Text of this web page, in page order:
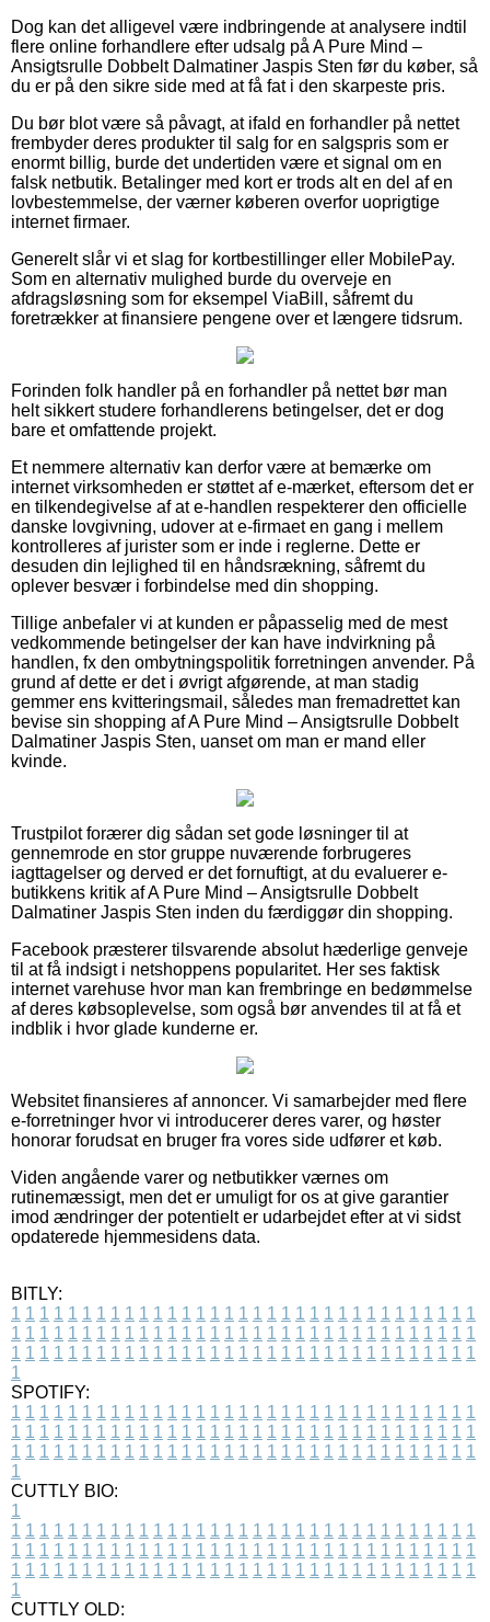
Dog kan det alligevel være indbringende at analysere indtil
flere online forhandlere efter udsalg på A Pure Mind –
Ansigtsrulle Dobbelt Dalmatiner Jaspis Sten før du køber, så
du er på den sikre side med at få fat i den skarpeste pris.
Du bør blot være så påvagt, at ifald en forhandler på nettet
frembyder deres produkter til salg for en salgspris som er
enormt billig, burde det undertiden være et signal om en
falsk netbutik. Betalinger med kort er trods alt en del af en
lovbestemmelse, der værner køberen overfor uoprigtige
internet firmaer.
Generelt slår vi et slag for kortbestillinger eller MobilePay.
Som en alternativ mulighed burde du overveje en
afdragsløsning som for eksempel ViaBill, såfremt du
foretrækker at finansiere pengene over et længere tidsrum.
Forinden folk handler på en forhandler på nettet bør man
helt sikkert studere forhandlerens betingelser, det er dog
bare et omfattende projekt.
Et nemmere alternativ kan derfor være at bemærke om
internet virksomheden er støttet af e-mærket, eftersom det er
en tilkendegivelse af at e-handlen respekterer den officielle
danske lovgivning, udover at e-firmaet en gang i mellem
kontrolleres af jurister som er inde i reglerne. Dette er
desuden din lejlighed til en håndsrækning, såfremt du
oplever besvær i forbindelse med din shopping.
Tillige anbefaler vi at kunden er påpasselig med de mest
vedkommende betingelser der kan have indvirkning på
handlen, fx den ombytningspolitik forretningen anvender. På
grund af dette er det i øvrigt afgørende, at man stadig
gemmer ens kvitteringsmail, således man fremadrettet kan
bevise sin shopping af A Pure Mind – Ansigtsrulle Dobbelt
Dalmatiner Jaspis Sten, uanset om man er mand eller
kvinde.
Trustpilot forærer dig sådan set gode løsninger til at
gennemrode en stor gruppe nuværende forbrugeres
iagttagelser og derved er det fornuftigt, at du evaluerer e-
butikkens kritik af A Pure Mind – Ansigtsrulle Dobbelt
Dalmatiner Jaspis Sten inden du færdiggør din shopping.
Facebook præsterer tilsvarende absolut hæderlige genveje
til at få indsigt i netshoppens popularitet. Her ses faktisk
internet varehuse hvor man kan frembringe en bedømmelse
af deres købsoplevelse, som også bør anvendes til at få et
indblik i hvor glade kunderne er.
Websitet finansieres af annoncer. Vi samarbejder med flere
e-forretninger hvor vi introducerer deres varer, og høster
honorar forudsat en bruger fra vores side udfører et køb.
Viden angående varer og netbutikker værnes om
rutinemæssigt, men det er umuligt for os at give garantier
imod ændringer der potentielt er udarbejdet efter at vi sidst
opdaterede hjemmesidens data.
BITLY:
1 1 1 1 1 1 1 1 1 1 1 1 1 1 1 1 1 1 1 1 1 1 1 1 1 1 1 1 1 1 1 1 1
1 1 1 1 1 1 1 1 1 1 1 1 1 1 1 1 1 1 1 1 1 1 1 1 1 1 1 1 1 1 1 1 1
1 1 1 1 1 1 1 1 1 1 1 1 1 1 1 1 1 1 1 1 1 1 1 1 1 1 1 1 1 1 1 1 1
1
SPOTIFY:
1 1 1 1 1 1 1 1 1 1 1 1 1 1 1 1 1 1 1 1 1 1 1 1 1 1 1 1 1 1 1 1 1
1 1 1 1 1 1 1 1 1 1 1 1 1 1 1 1 1 1 1 1 1 1 1 1 1 1 1 1 1 1 1 1 1
1 1 1 1 1 1 1 1 1 1 1 1 1 1 1 1 1 1 1 1 1 1 1 1 1 1 1 1 1 1 1 1 1
1
CUTTLY BIO:
1
1 1 1 1 1 1 1 1 1 1 1 1 1 1 1 1 1 1 1 1 1 1 1 1 1 1 1 1 1 1 1 1 1
1 1 1 1 1 1 1 1 1 1 1 1 1 1 1 1 1 1 1 1 1 1 1 1 1 1 1 1 1 1 1 1 1
1 1 1 1 1 1 1 1 1 1 1 1 1 1 1 1 1 1 1 1 1 1 1 1 1 1 1 1 1 1 1 1 1
1
CUTTLY OLD: